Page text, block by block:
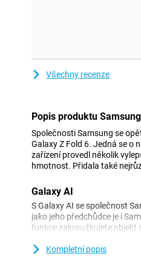
Všechny recenze
Popis produktu
Společnosti Samsung se
Galaxy Z Fold 6. Jedná se o
zařízení provedl několik
hmotnost. Přidala také
Galaxy AI
S Galaxy AI se společnost
jako jeho předchůdce je i
funkce zakroužkujete objekt
Samsung představila také
Kompletní popis